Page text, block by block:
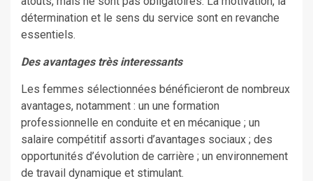
détermination et le sens du service sont en revanche
essentiels.
Des avantages très interessants
Les femmes sélectionnées bénéficieront de nombreux
avantages, notamment : un une formation
professionnelle en conduite et en mécanique ; un
salaire compétitif assorti d’avantages sociaux ; des
opportunités d’évolution de carrière ; un environnement
de travail dynamique et stimulant.